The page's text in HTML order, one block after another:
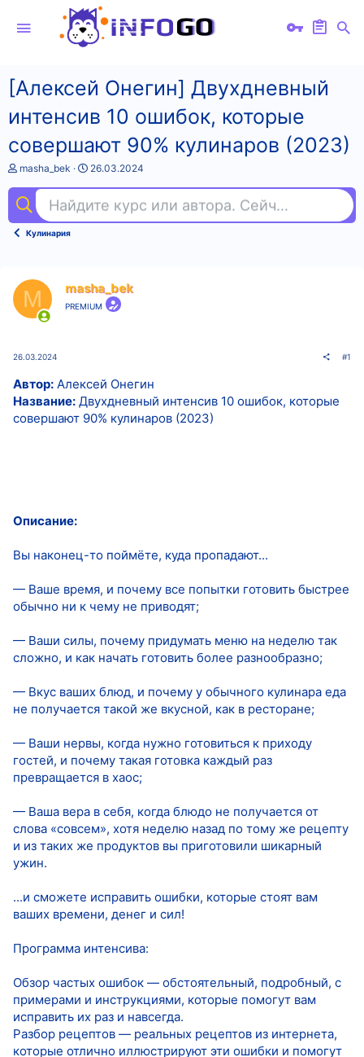
[Алексей Онегин] Двухдневный
интенсив 10 ошибок, которые
совершают 90% кулинаров (2023)
А
т
о
т
masha_bek
Д
а
н
а
26.03.2024
Найдите курс или автора. Сейчас ищут
Кулинария
M masha_bek
PREMIUM
26.03.2024 #1
Автор: Алексей Онегин
Название: Двухдневный интенсив 10 ошибок, которые
совершают 90% кулинаров (2023)
Описание:
Вы наконец-то поймёте, куда пропадают...
— Ваше время, и почему все попытки готовить быстрее
обычно ни к чему не приводят;
— Ваши силы, почему придумать меню на неделю так
сложно, и как начать готовить более разнообразно;
️— Вкус ваших блюд, и почему у обычного кулинара еда
не получается такой же вкусной, как в ресторане;
— Ваши нервы, когда нужно готовиться к приходу
гостей, и почему такая готовка каждый раз
превращается в хаос;
— Ваша вера в себя, когда блюдо не получается от
слова «совсем», хотя неделю назад по тому же рецепту
и из таких же продуктов вы приготовили шикарный
ужин.
...и сможете исправить ошибки, которые стоят вам
ваших времени, денег и сил!
Программа интенсива:
Обзор частых ошибок — обстоятельный, подробный, с
примерами и инструкциями, которые помогут вам
исправить их раз и навсегда.
Разбор рецептов — реальных рецептов из интернета,
которые отлично иллюстрируют эти ошибки и помогут